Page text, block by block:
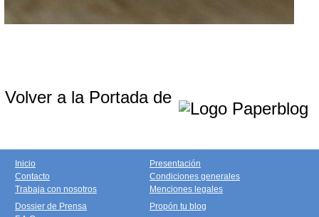
Volver a la Portada de
Inicio
Contacto
Trabaja con nosotros
Presentación
Condiciones generales
Menciones legales
Dossier de Prensa
Propón tu blog